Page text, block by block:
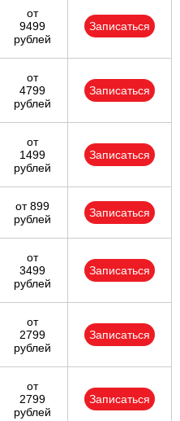
от
9499
рублей
Записаться
от
4799
рублей
Записаться
от
1499
рублей
Записаться
от 899
рублей
Записаться
от
3499
рублей
Записаться
от
2799
рублей
Записаться
от
2799
рублей
Записаться